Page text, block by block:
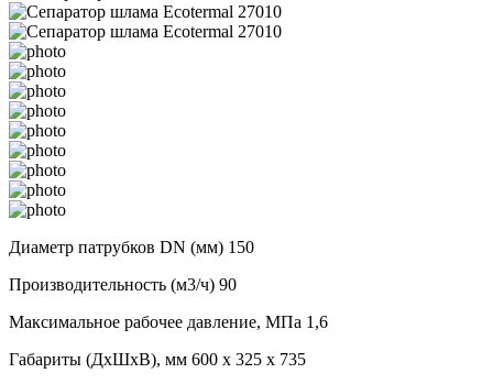
Диаметр патрубков DN (мм) 150
Производительность (м3/ч) 90
Максимальное рабочее давление, МПа 1,6
Габариты (ДхШхВ), мм 600 x 325 x 735